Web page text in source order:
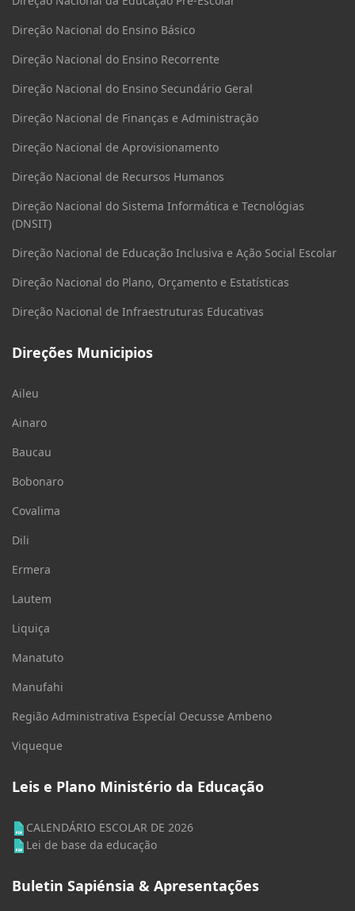
Direção Nacional do Ensino Básico
Direção Nacional do Ensino Recorrente
Direção Nacional do Ensino Secundário Geral
Direção Nacional de Finanças e Administração
Direção Nacional de Aprovisionamento
Direção Nacional de Recursos Humanos
Direção Nacional do Sistema Informática e Tecnológias
(DNSIT)
Direção Nacional de Educação Inclusiva e Ação Social Escolar
Direção Nacional do Plano, Orçamento e Estatísticas
Direção Nacional de Infraestruturas Educativas
Direções Municipios
Aileu
Ainaro
Baucau
Bobonaro
Covalima
Dili
Ermera
Lautem
Liquiça
Manatuto
Manufahi
Região Administrativa Especíal Oecusse Ambeno
Viqueque
Leis e Plano Ministério da Educação
CALENDÁRIO ESCOLAR DE 2026
Lei de base da educação
Buletin Sapiénsia & Apresentações